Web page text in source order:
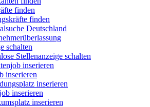
finden
finden
Deutschland
schalten
Stellenanzeige schalten
inserieren
inserieren
inserieren
inserieren
inserieren